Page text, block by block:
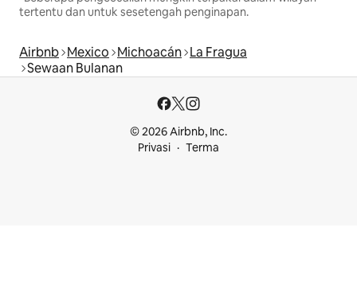
tertentu dan untuk sesetengah penginapan.
Airbnb Mexico Michoacán La Fragua
Sewaan Bulanan
© 2026 Airbnb, Inc.
Privasi
Terma